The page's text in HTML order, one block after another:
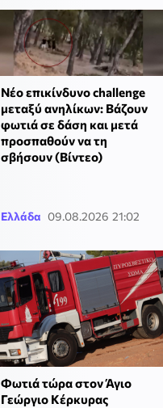
Νέο επικίνδυνο challenge
μεταξύ ανηλίκων: Βάζουν
φωτιά σε δάση και μετά
προσπαθούν να τη
σβήσουν (Βίντεο)
Ελλάδα 09.08.2026 21:02
Φωτιά τώρα στον Άγιο
Γεώργιο Κέρκυρας